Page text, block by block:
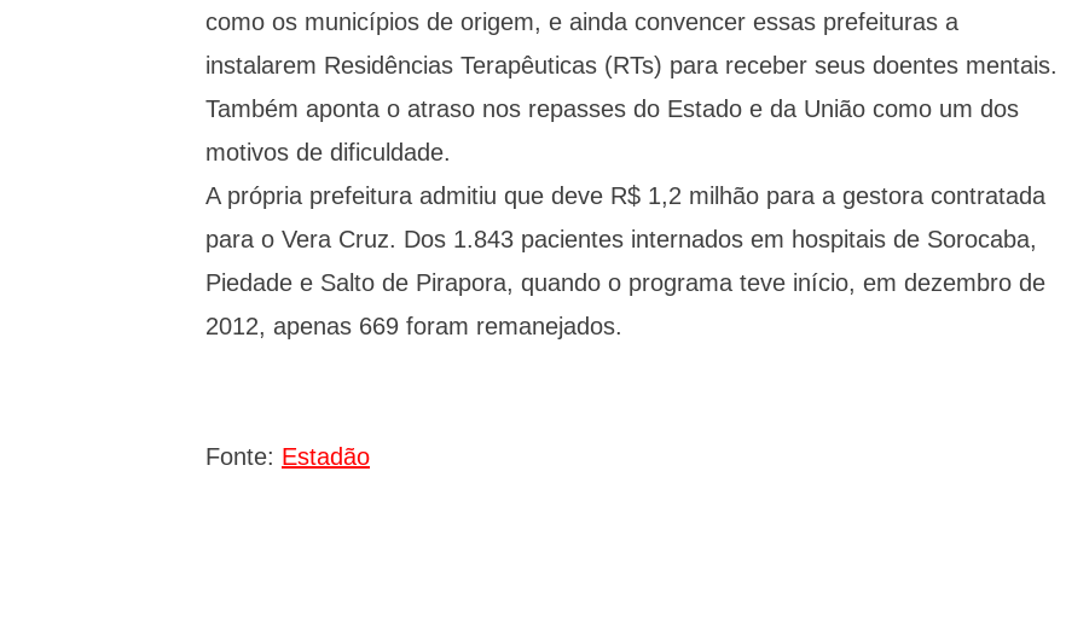
como os municípios de origem, e ainda convencer essas prefeituras a
instalarem Residências Terapêuticas (RTs) para receber seus doentes mentais.
Também aponta o atraso nos repasses do Estado e da União como um dos
motivos de dificuldade.
A própria prefeitura admitiu que deve R$ 1,2 milhão para a gestora contratada
para o Vera Cruz. Dos 1.843 pacientes internados em hospitais de Sorocaba,
Piedade e Salto de Pirapora, quando o programa teve início, em dezembro de
2012, apenas 669 foram remanejados.
Fonte: Estadão